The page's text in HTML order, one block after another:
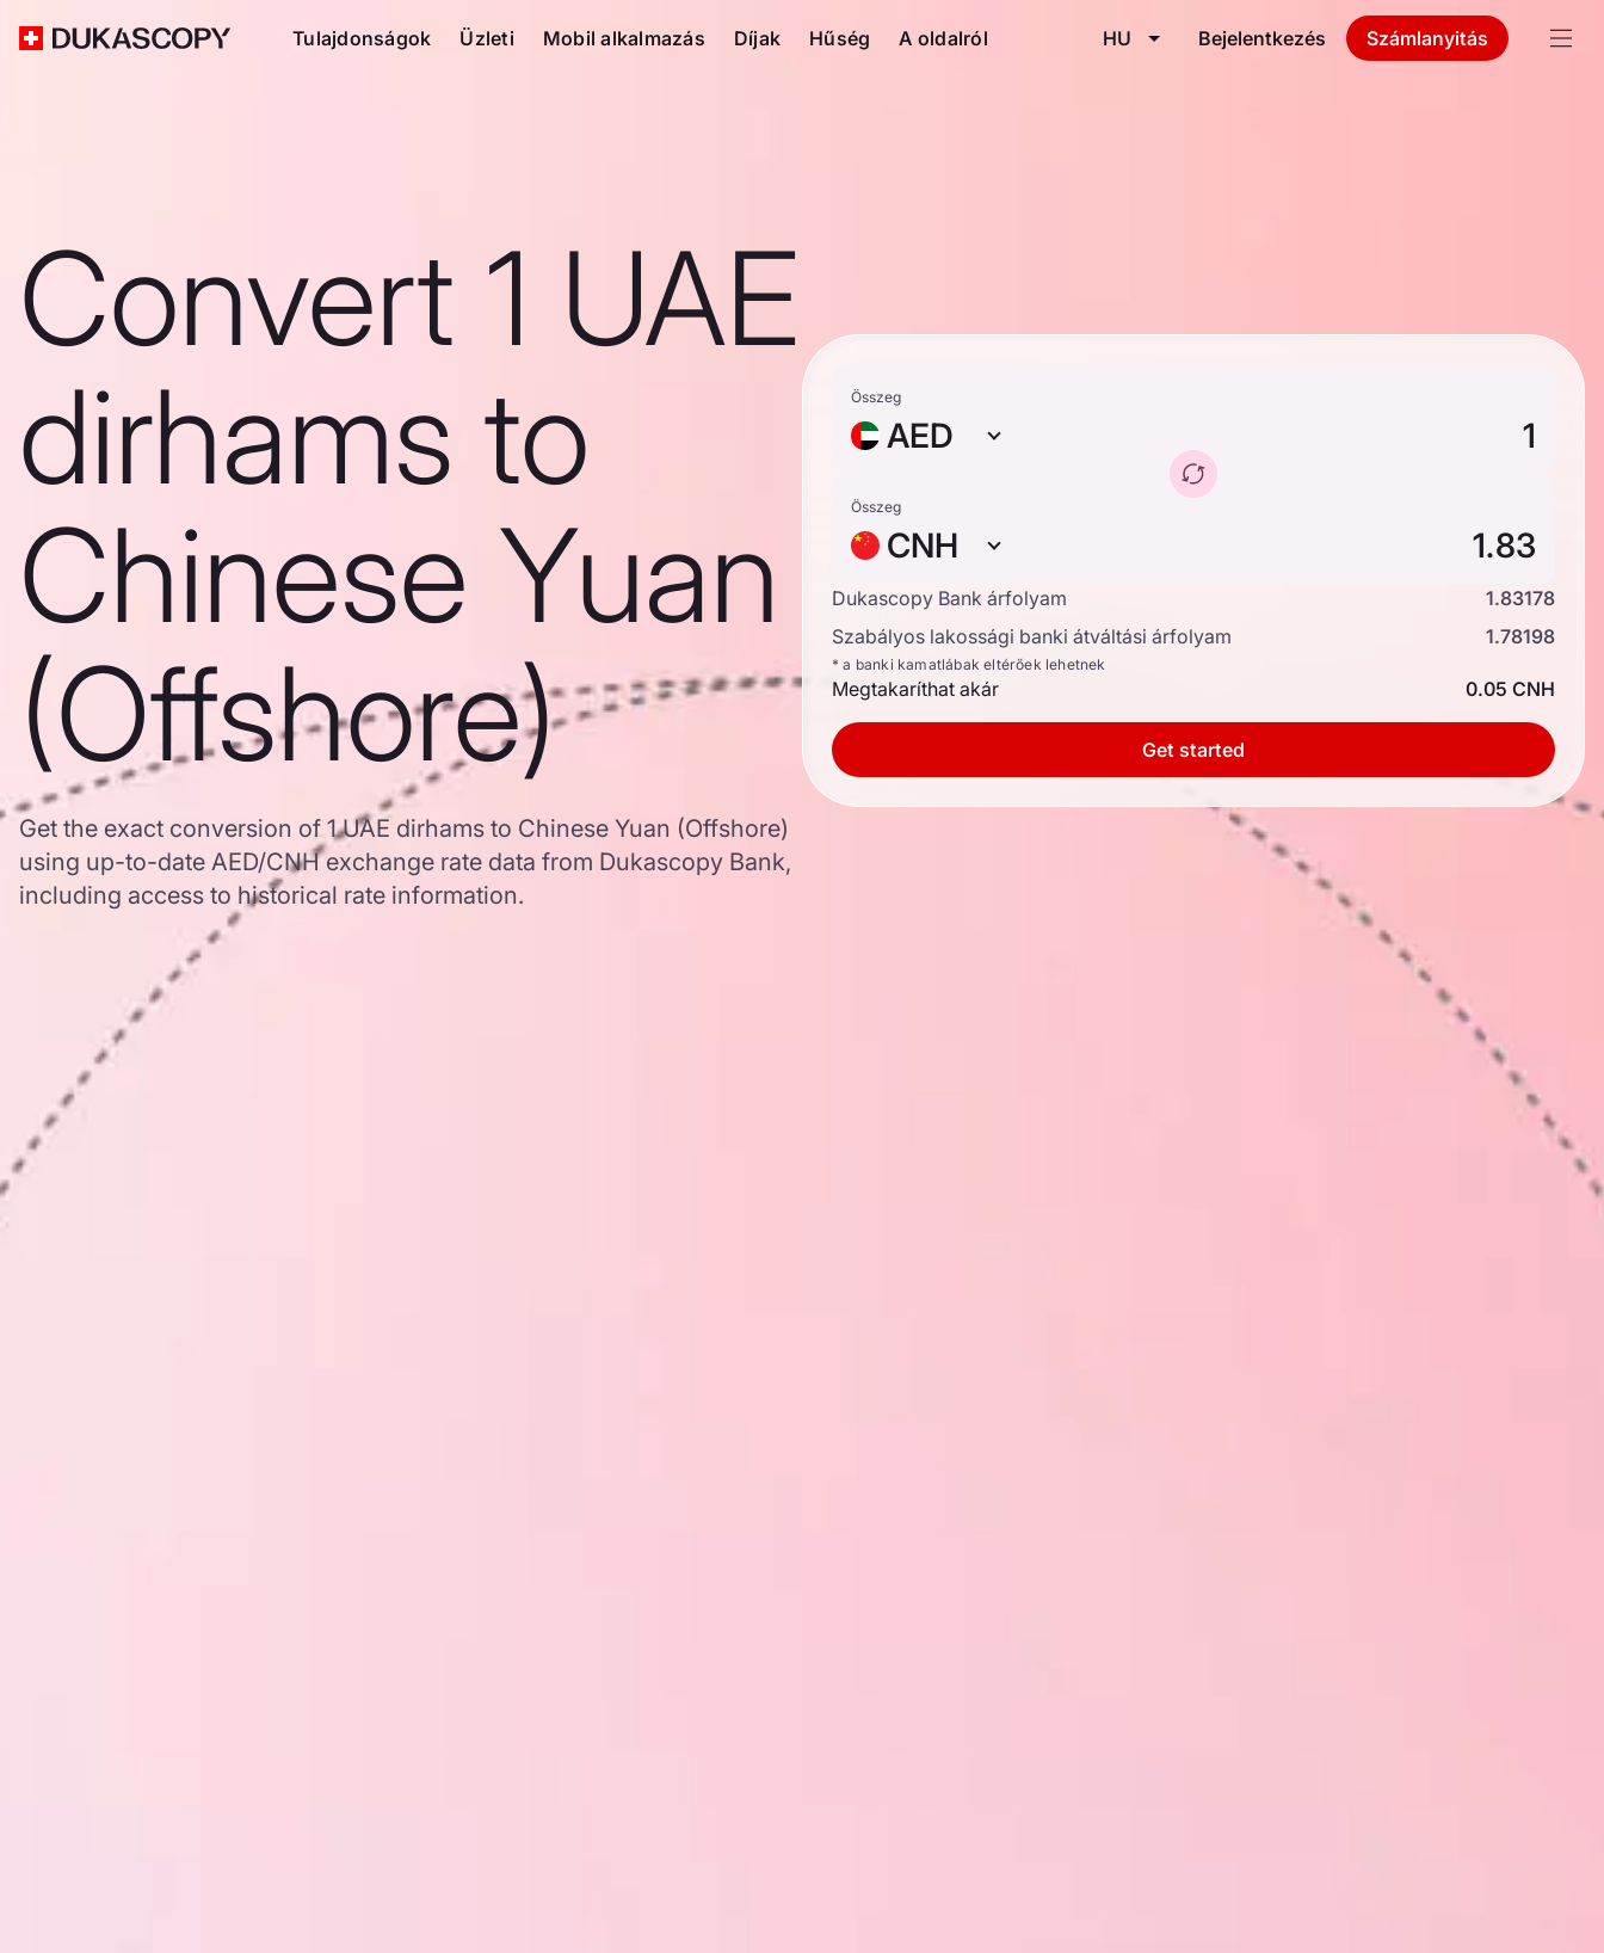
Tulajdonságok Üzleti Mobil alkalmazás Díjak Hűség A oldalról HU Bejelentkezés Számlanyitás
Convert 1 UAE
dirhams to
Chinese Yuan
(Offshore)
Get the exact conversion of 1 UAE dirhams to Chinese Yuan (Offshore)
using up-to-date AED/CNH exchange rate data from Dukascopy Bank,
including access to historical rate information.
Összeg
AED
Összeg
CNH
Dukascopy Bank árfolyam
1.83178
Szabályos lakossági banki átváltási árfolyam
1.78198
* a banki kamatlábak eltérőek lehetnek
Megtakaríthat akár 0.05 CNH
Get started